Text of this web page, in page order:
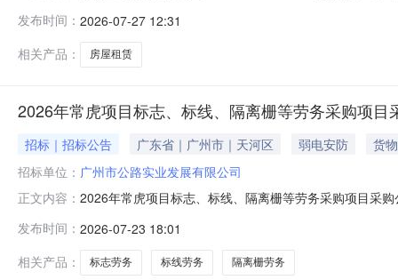
租期限一个月标的权证信息产权人(业主姓名)权证名称权
000
发布时间： 2026-07-27 12:31
相关产品：
房屋租赁
2026年常虎项目标志、标线、隔离栅等劳务采购项目
招标｜招标公告 广东省｜广州市｜天河区 弱电安防
货物
招标单位： 广州市公路实业发展有限公司
正文内容： 2026年常虎项目标志、标线、隔离栅等劳务采购项目采
志、标线、隔离栅劳务，详见比选函报价表五、采购项
税率不一致的，报价单位
发布时间： 2026-07-23 18:01
相关产品：
标志劳务 标线劳务 隔离栅劳务